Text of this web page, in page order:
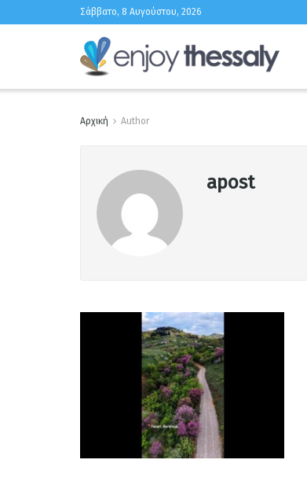
Σάββατο, 8 Αυγούστου, 2026
Αρχική Author
apost